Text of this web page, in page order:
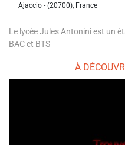
Ajaccio - (20700), France
Le lycée Jules Antonini est un
BAC et BTS
À